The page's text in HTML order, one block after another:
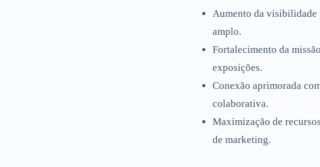
Aumento da visibilidade
amplo.
Fortalecimento da
exposições.
Conexão aprimorada
colaborativa.
Maximização de
de marketing.